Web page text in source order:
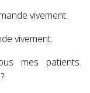
vivement.
vivement.
mes patients.